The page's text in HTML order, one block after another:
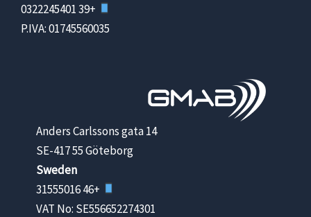
+39 0322245401
P.IVA: 01745560035
Anders Carlssons gata 14
SE-417 55 Göteborg
Sweden
+46 31555016
VAT No: SE556652274301